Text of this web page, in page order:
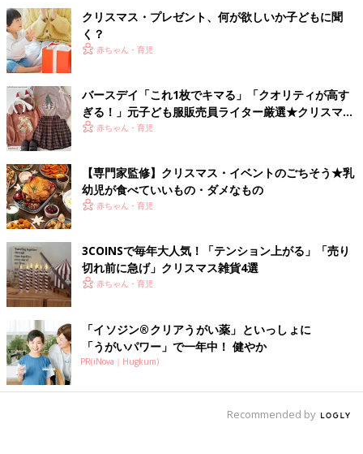
クリスマス・プレゼント、何が欲しいか子どもに聞
く？
赤ちゃん・育児
バースデイ「これ1枚でキマる」「クオリティが高す
ぎる！」元子ども服販売員ライター厳選★クリスマス
アイテム5選
赤ちゃん・育児
【専門家監修】クリスマス・イベントのごちそう★乳
幼児が食べていいもの・ダメなもの
赤ちゃん・育児
3COINSで毎年大人気！「テンション上がる」「売り
切れ前に急げ」クリスマス雑貨4選
赤ちゃん・育児
「イソジン®クリアうがい薬」といっしょに
「うがいパワー」で一年中！ 健やか
PR(iNova｜Hugkum)
Recommended by